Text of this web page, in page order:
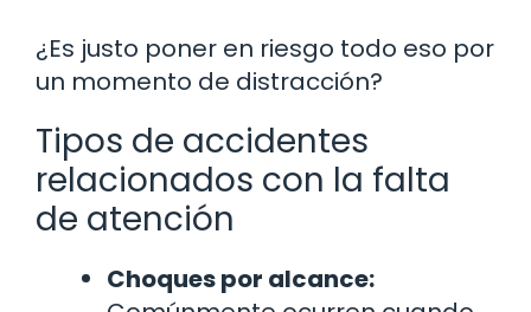
¿Es justo poner en riesgo todo eso por
un momento de distracción?
Tipos de accidentes
relacionados con la falta
de atención
Choques por alcance: